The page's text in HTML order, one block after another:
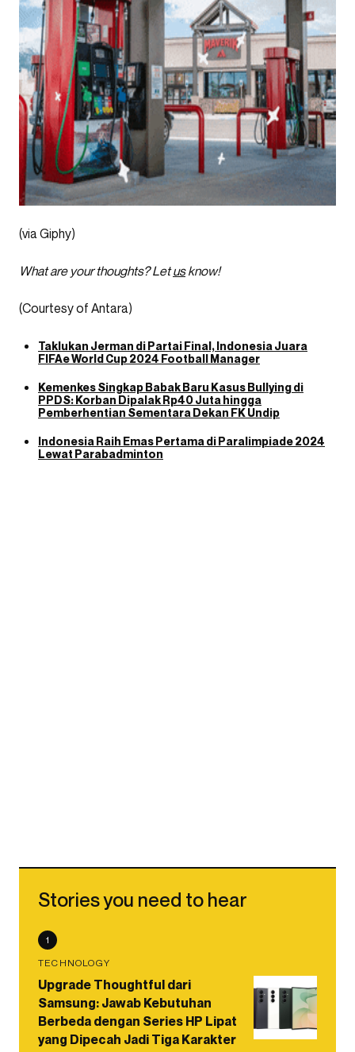
(via Giphy)
What are your thoughts? Letusknow!
(Courtesy of Antara)
Taklukan Jerman di Partai Final, Indonesia Juara
FIFAe World Cup 2024 Football Manager
Kemenkes Singkap Babak Baru Kasus Bullying di
PPDS: Korban Dipalak Rp40 Juta hingga
Pemberhentian Sementara Dekan FK Undip
Indonesia Raih Emas Pertama di Paralimpiade 2024
Lewat Parabadminton
Stories you need to hear
1
TECHNOLOGY
Upgrade Thoughtful dari
Samsung: Jawab Kebutuhan
Berbeda dengan Series HP Lipat
yang Dipecah Jadi Tiga Karakter